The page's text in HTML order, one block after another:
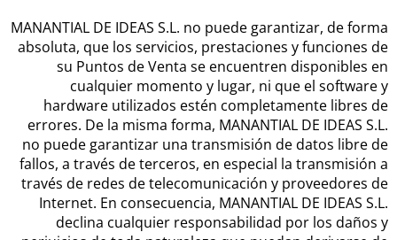
MANANTIAL DE IDEAS S.L. no puede garantizar, de forma
absoluta, que los servicios, prestaciones y funciones de
su Puntos de Venta se encuentren disponibles en
cualquier momento y lugar, ni que el software y
hardware utilizados estén completamente libres de
errores. De la misma forma, MANANTIAL DE IDEAS S.L.
no puede garantizar una transmisión de datos libre de
fallos, a través de terceros, en especial la transmisión a
través de redes de telecomunicación y proveedores de
Internet. En consecuencia, MANANTIAL DE IDEAS S.L.
declina cualquier responsabilidad por los daños y